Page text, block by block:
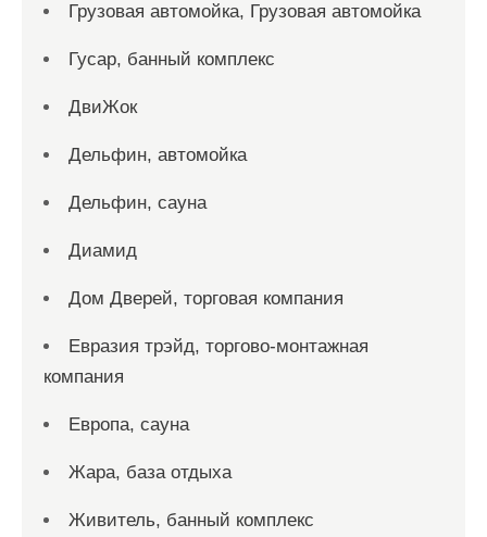
Грузовая автомойка, Грузовая автомойка
Гусар, банный комплекс
ДвиЖок
Дельфин, автомойка
Дельфин, сауна
Диамид
Дом Дверей, торговая компания
Евразия трэйд, торгово-монтажная
компания
Европа, сауна
Жара, база отдыха
Живитель, банный комплекс